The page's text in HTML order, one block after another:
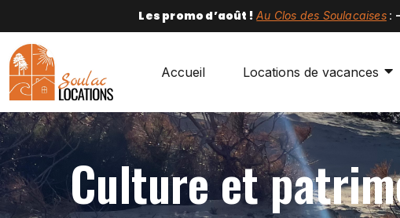
Les promo d’août ! Au Clos des Soulacaises:
Accueil Locations de vacances
Culture et